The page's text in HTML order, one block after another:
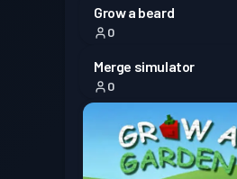
Grow a beard
0
Merge simulator
0